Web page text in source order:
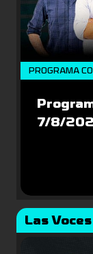
PROGRAMA
7/8/
Las